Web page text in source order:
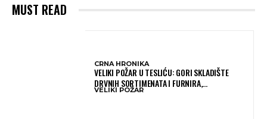
MUST READ
CRNA HRONIKA
VELIKI POŽAR U TESLIĆU: GORI SKLADIŠTE
DRVNIH SORTIMENATA I FURNIRA,
VATROGASCIMA STIŽE POMOĆ IZ VIŠE GRADOVA
VELIKI POŽAR